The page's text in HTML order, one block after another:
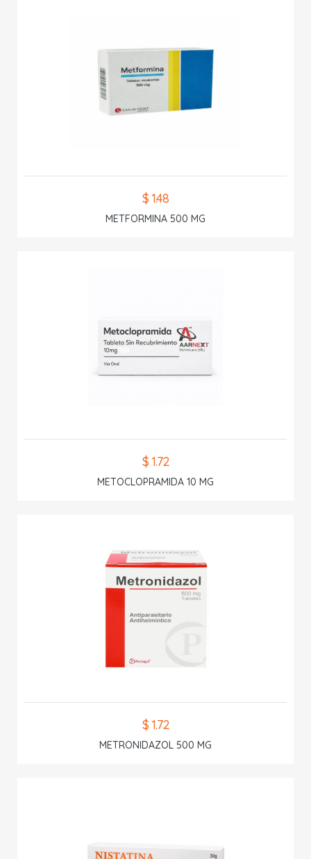
$ 1.48
METFORMINA 500 MG
$ 1.72
METOCLOPRAMIDA 10 MG
$ 1.72
METRONIDAZOL 500 MG